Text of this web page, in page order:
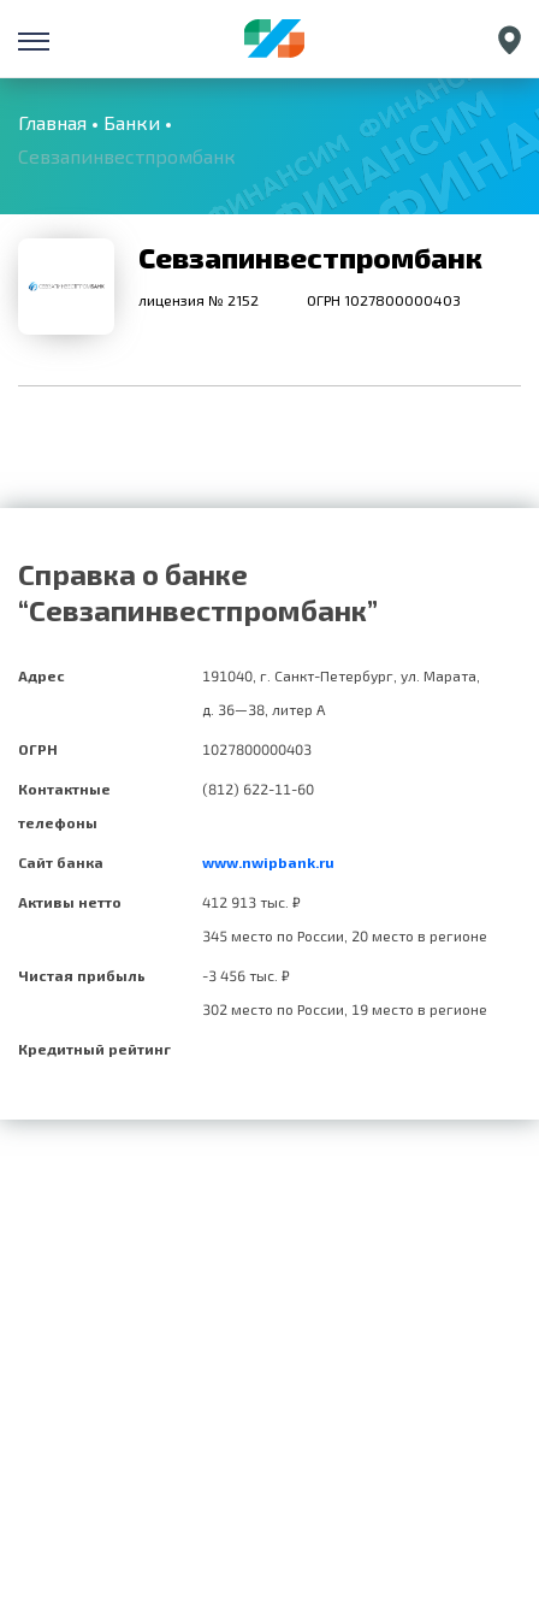
Санкт-Петербург
Екатеринбург
Краснодар
Нижний Новгород
Главная
Банки
Севзапинвестпромбанк
Севзапинвестпромбанк
лицензия № 2152 ОГРН 1027800000403
Справка о банке
“Севзапинвестпромбанк”
Адрес
191040, г. Санкт-Петербург, ул. Марата,
д. 36—38, литер А
ОГРН 1027800000403
Контактные
телефоны
(812) 622-11-60
Сайт банка www.nwipbank.ru
Активы нетто
412 913 тыс. ₽
345 место по России, 20 место в регионе
Чистая прибыль
-3 456 тыс. ₽
302 место по России, 19 место в регионе
Кредитный рейтинг